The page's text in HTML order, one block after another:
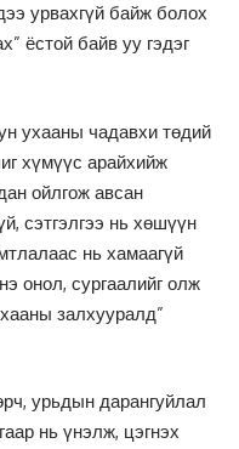
урвахгүй байж болох
ёстой байв уу гэдэг
ухааны чадавхи төдий
хүмүүс арайхийж
ойлгож авсан
сэтгэлгээ нь хөшүүн
нь хамаагүй
онол, сургаалийг олж
залхууралд”
урьдын дарангуйлал
нь үнэлж, цэгнэх